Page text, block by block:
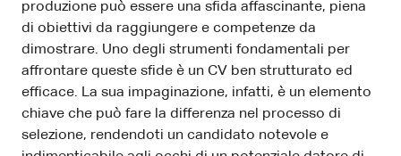
produzione può essere una sfida affascinante, piena
di obiettivi da raggiungere e competenze da
dimostrare. Uno degli strumenti fondamentali per
affrontare queste sfide è un CV ben strutturato ed
efficace. La sua impaginazione, infatti, è un elemento
chiave che può fare la differenza nel processo di
selezione, rendendoti un candidato notevole e